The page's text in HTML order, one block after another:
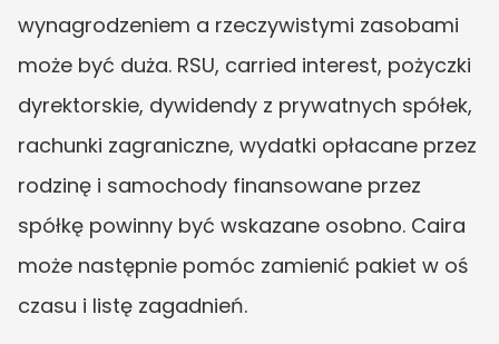
wynagrodzeniem a rzeczywistymi zasobami
może być duża. RSU, carried interest, pożyczki
dyrektorskie, dywidendy z prywatnych spółek,
rachunki zagraniczne, wydatki opłacane przez
rodzinę i samochody finansowane przez
spółkę powinny być wskazane osobno. Caira
może następnie pomóc zamienić pakiet w oś
czasu i listę zagadnień.